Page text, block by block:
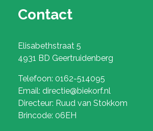
Contact
Elisabethstraat 5
4931 BD Geertruidenberg
Telefoon: 0162-514095
Email: directie@biekorf.nl
Directeur: Ruud van Stokkom
Brincode: 06EH